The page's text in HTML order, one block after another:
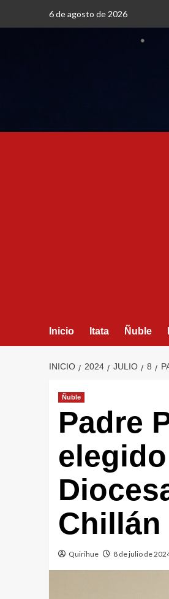
6 de agosto de 2026
Inicio Itata Ñuble
INICIO 2024 JULIO 8
Ñuble
Padre
Chillán
Quirihue 8 de julio de